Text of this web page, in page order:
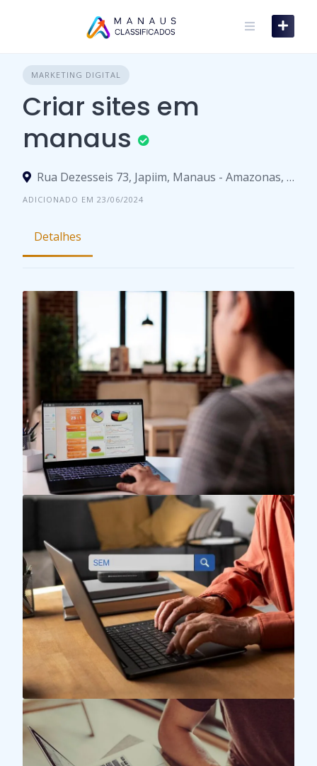
MARKETING DIGITAL
Criar sites em
manaus
Rua Dezesseis 73, Japiim, Manaus - Amazonas, 69000-000, Brasil
ADICIONADO EM 23/06/2024
Detalhes